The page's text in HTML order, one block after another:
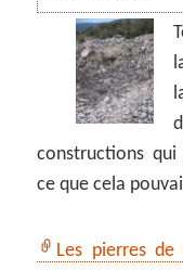
constructions qui
ce que cela
Les pierres de